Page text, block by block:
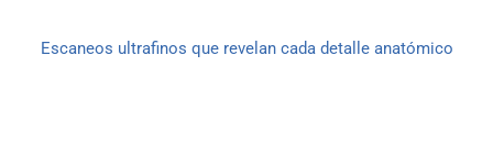
Escaneos ultrafinos que revelan cada detalle anatómico